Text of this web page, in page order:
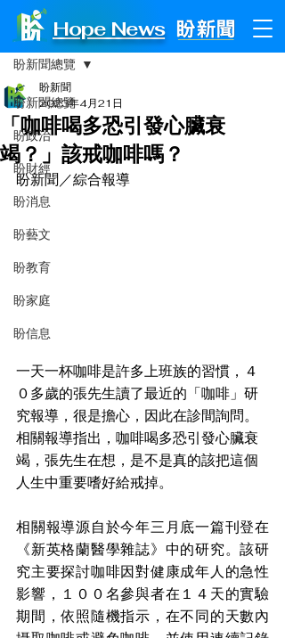
Hope News
文章
盼新聞總覽
盼政治
盼財經
盼消息
盼藝文
盼教育
盼家庭
盼信息
盼新聞總覽
「咖啡喝多恐引發心臟衰
竭？」該戒咖啡嗎？
盼新聞
2023年4月21日
盼新聞／綜合報導
一天一杯咖啡是許多上班族的習慣，４
０多歲的張先生讀了最近的「咖啡」研
究報導，很是擔心，因此在診間詢問。
相關報導指出，咖啡喝多恐引發心臟衰
竭，張先生在想，是不是真的該把這個
人生中重要嗜好給戒掉。
相關報導源自於今年三月底一篇刊登在
《新英格蘭醫學雜誌》中的研究。該研
究主要探討咖啡因對健康成年人的急性
影響，１００名參與者在１４天的實驗
期間，依照隨機指示，在不同的天數內